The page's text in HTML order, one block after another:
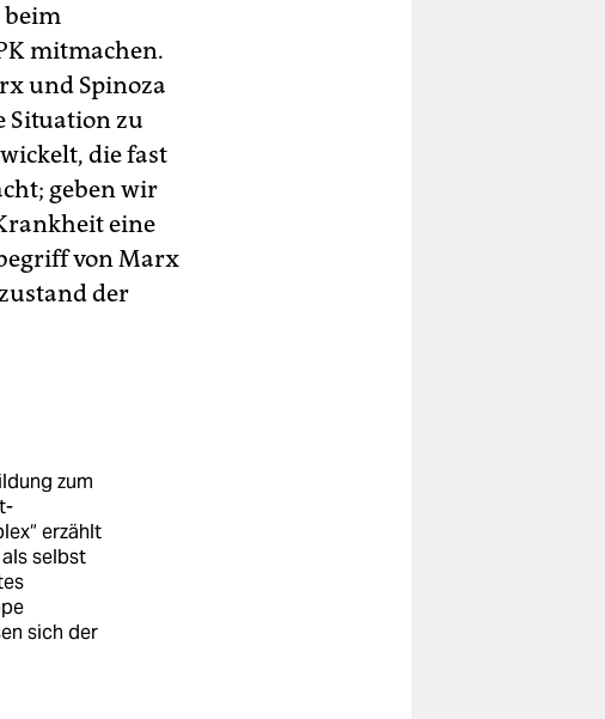
beim
mitmachen.
und Spinoza
Situation zu
die fast
geben wir
eine
von Marx
der
zum
erzählt
selbst
sich der